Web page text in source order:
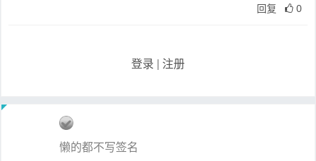
回复 0
登录 注册
懒的都不写签名